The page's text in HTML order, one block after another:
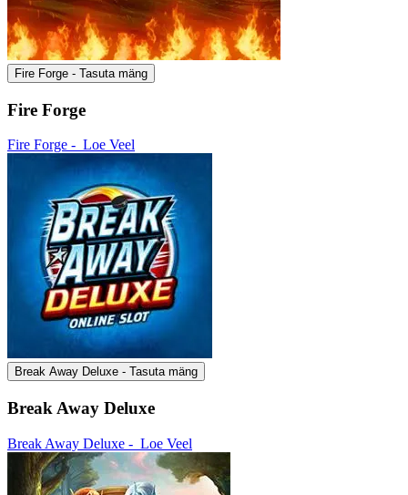
Fire Forge - Tasuta mäng
Fire Forge
Fire Forge - Loe Veel
Break Away Deluxe - Tasuta mäng
Break Away Deluxe
Break Away Deluxe - Loe Veel